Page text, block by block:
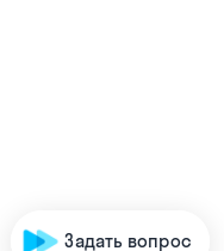
Задать вопрос